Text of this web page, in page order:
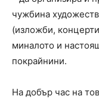
чужбина
(изложби,
миналото и
покрайнини.
На добър час на